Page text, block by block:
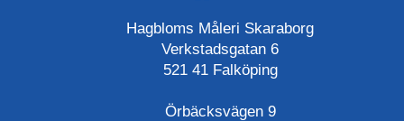
Hagbloms Måleri Skaraborg
Verkstadsgatan 6
521 41 Falköping
Örbäcksvägen 9